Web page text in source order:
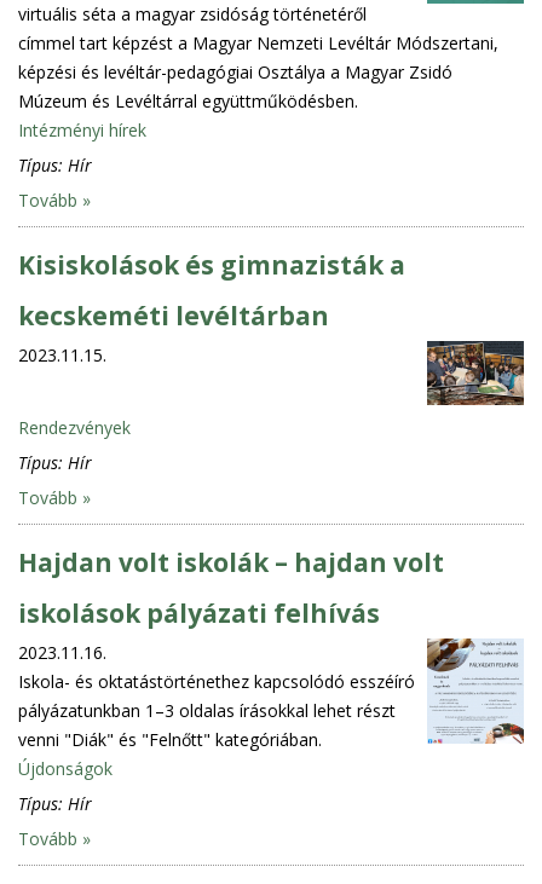
virtuális séta a magyar zsidóság történetéről
címmel tart képzést a Magyar Nemzeti Levéltár Módszertani,
képzési és levéltár-pedagógiai Osztálya a Magyar Zsidó
Múzeum és Levéltárral együttműködésben.
Intézményi hírek
Típus: Hír
Tovább »
Kisiskolások és gimnazisták a
kecskeméti levéltárban
2023.11.15.
Rendezvények
Típus: Hír
Tovább »
Hajdan volt iskolák – hajdan volt
iskolások pályázati felhívás
2023.11.16.
Iskola- és oktatástörténethez kapcsolódó esszéíró
pályázatunkban 1–3 oldalas írásokkal lehet részt
venni "Diák" és "Felnőtt" kategóriában.
Újdonságok
Típus: Hír
Tovább »